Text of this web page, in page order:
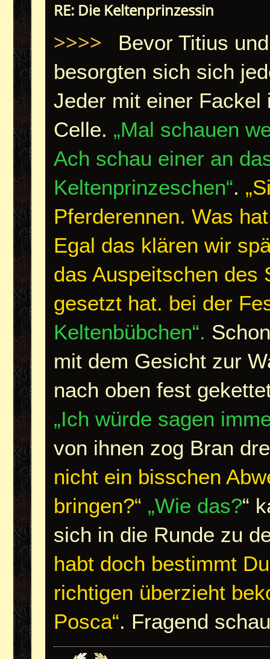
RE: Die Keltenprinzessin
>>>>
Bevor Titius
besorgten sich sich
Jeder mit einer Fackel
Celle. „Mal schauen
Ach schau einer an
Keltenprinzeschen“.
Pferderennen. Was
Egal das klären wir
das Auspeitschen des
gesetzt hat. bei der
Keltenbübchen“.
mit dem Gesicht zur
nach oben fest
„Ich würde sagen
von ihnen zog Bran
nicht ein bisschen
bringen?“ „Wie das?“
sich in die Runde zu
habt doch bestimmt
richtigen überzieht
Posca“. Fragend s